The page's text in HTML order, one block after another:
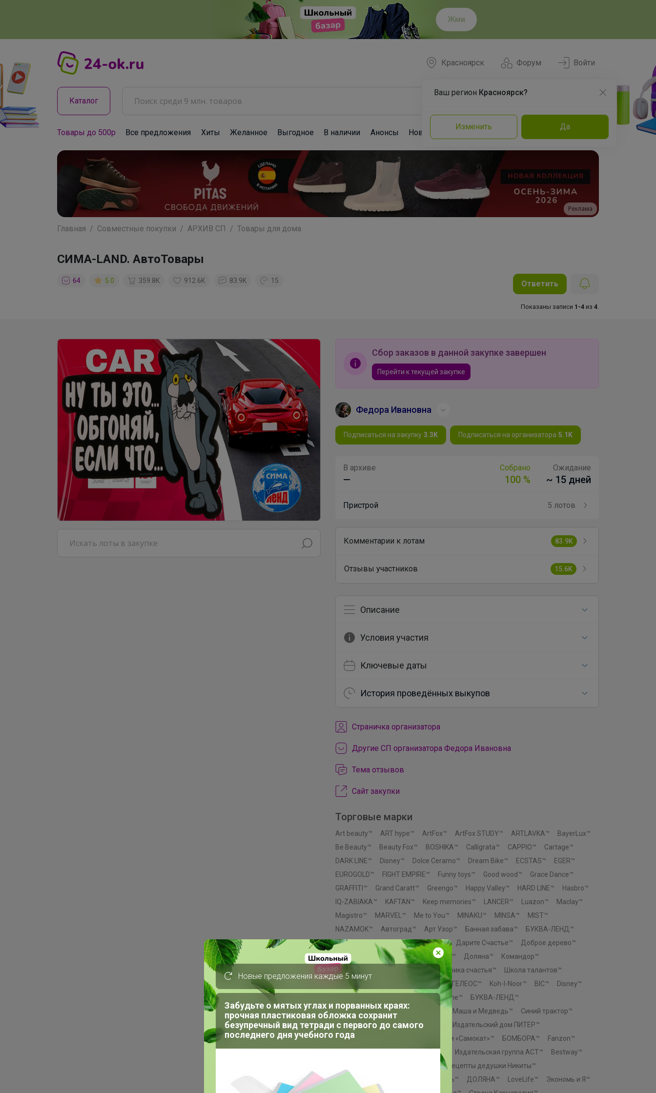
Жми
Форум
Красноярск
Ваш регион Красноярск?
Изменить Да
Войти
Каталог
Товары до 500р Все предложения Хиты Желанное Выгодное В наличии Анонсы Новости Команда Эксперты
Реклама
Главная Совместные покупки АРХИВ СП Товары для дома
СИМА-LAND. АвтоТовары
64 5.0 359.8K 912.6K 83.9K 15 Ответить
Показаны записи 1-4 из 4
Сбор заказов в данной закупке завершен
Перейти к текущей закупке
Федора Ивановна
Подписаться на закупку 3.3K Подписаться на организатора 5.1K
В архиве
—
Собрано
100 %
Ожидание
~ 15 дней
Пристрой 5 лотов
Комментарии к лотам 83.9K
Отзывы участников 15.6K
Описание
Условия участия
Ключевые даты
История проведённых выкупов
Cтраничка организатора
Другие СП организатора Федора Ивановна
Тема отзывов
Сайт закупки
Торговые марки
Art beauty™ ART hype™ ArtFox™ ArtFox STUDY™ ARTLAVKA™
BayerLux™
Be Beauty™
Beauty Fox™ BOSHIKA™ Calligrata™ CAPPIO™
Cartage™
DARK LINE™
Disney™ Dolce Ceramo™ Dream Bike™ ECSTAS™
EGER™
EUROGOLD™
FIGHT EMPIRE™ Funny toys™ Good wood™
Grace Dance™
GRAFFITI™
Grand Caratt™ Greengo™ Happy Valley™ HARD LINE™
Hasbro™
IQ-ZABIAKA™
KAFTAN™ Keep memories™ LANCER™ Luazon™
Maclay™
Magistro™
MARVEL™ Me to You™ MINAKU™ MINSA™
MIST™
NAZAMOK™
Автоград™ Арт Узор™ Банная забава™
БУКВА-ЛЕНД™
Выбражулька™
Дарим Красиво™ Дарите Счастье™
Доброе дерево™
Доброе здоровье™
Добропаровъ™ Доляна™
Командор™
Маша и медведь™
Фабрика счастья™
Школа талантов™
ErichKrause™ ГЕЛЕОС™ Koh-I-Noor™ BIC™
Disney™
Luazon Home™
БУКВА-ЛЕНД™
Лесная мастерская™
Маша и Медведь™
Синий трактор™
Смешарики™
AKUBA™ Эксмо™
Издательский дом ПИТЕР™
Эксмодетство™
Издательский дом «Самокат»™ БОМБОРА™
Fanzon™
МОЗАИКА-СИНТЕЗ™ Издательская группа АСТ™
Bestway™
Рецепты дедушки Никиты™
Добропаровъ™
ЭТЕЛЬ™ ДОЛЯНА™ LoveLife™
Экономь и Я™
Новые предложения каждые 5 минут
Забудьте о мятых углах и порванных краях:
прочная пластиковая обложка сохранит
безупречный вид тетради с первого до самого
последнего дня учебного года